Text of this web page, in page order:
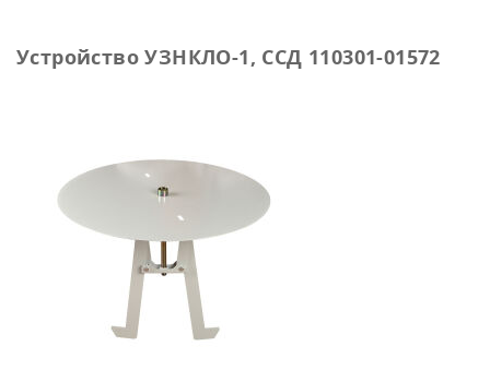
Устройство УЗНКЛО-1, ССД 110301-01572